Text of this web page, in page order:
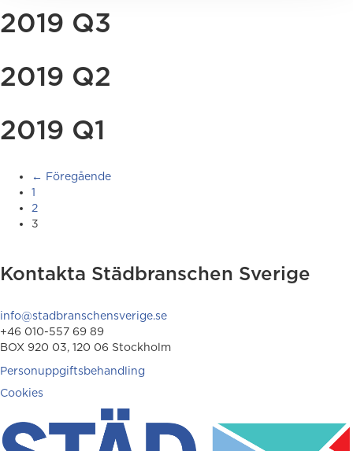
2019 Q3
2019 Q2
2019 Q1
← Föregående
1
2
3
Kontakta Städbranschen Sverige
info@stadbranschensverige.se
+46 010-557 69 89
BOX 920 03, 120 06 Stockholm
Personuppgiftsbehandling
Cookies